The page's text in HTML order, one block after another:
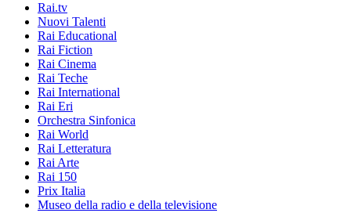
Rai.tv
Nuovi Talenti
Rai Educational
Rai Fiction
Rai Cinema
Rai Teche
Rai International
Rai Eri
Orchestra Sinfonica
Rai World
Rai Letteratura
Rai Arte
Rai 150
Prix Italia
Museo della radio e della televisione